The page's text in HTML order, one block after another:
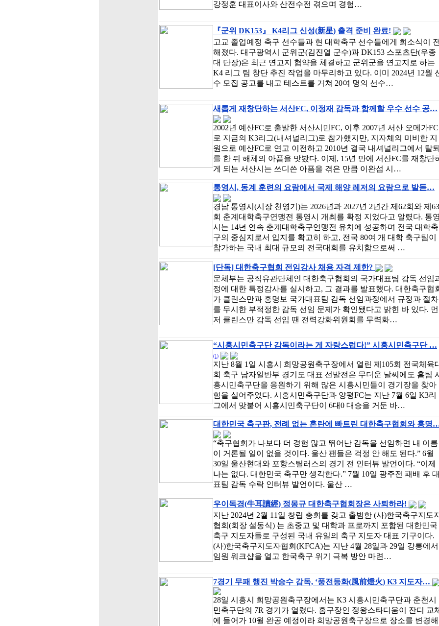
강정훈 대표이사와 산전수전 겪으며 경험…
『군위 DK153』 K4리그 신성(新星) 출격 준비 완료!
고교 졸업예정 축구 선수들과 현 대학축구 선수들에게 희소식이 전
해졌다. 대구광역시 군위군(김진열 군수)과 DK153 스포츠단(우종
대 단장)은 최근 연고지 협약을 체결하고 군위군을 연고지로 하는
K4 리그 팀 창단 추진 작업을 마무리하고 있다. 이미 2024년 12월
수 모집 공고를 내고 테스트를 거쳐 20여 명의 선수…
새롭게 재창단하는 서산FC, 이정재 감독과 함께할 우수 선수 공…
2002년 예산FC로 출발한 서산시민FC, 이후 2007년 서산 오메가FC
로 지금의 K3리그(내셔널리그)로 참가했지만, 지자체의 미비한 지
원으로 예산FC로 연고 이전하고 2010년 결국 내셔널리그에서 탈퇴
를 한 뒤 해체의 아픔을 맛봤다. 이제, 15년 만에 서산FC를 재창단
게 되는 서산시는 쓰디쓴 아픔을 겪은 만큼 이완섭 시…
통영시, 동계 훈련의 요람에서 국제 해양 레저의 요람으로 발돋…
경남 통영시(시장 천영기)는 2026년과 2027년 2년간 제62회와 제63
회 춘계대학축구연맹전 통영시 개최를 확정 지었다고 알렸다. 통영
시는 14년 연속 춘계대학축구연맹전 유치에 성공하며 전국 대학축
구의 중심지로서 입지를 확고히 하고, 전국 80여 개 대학 축구팀이
참가하는 국내 최대 규모의 전국대회를 유치함으로써 …
[단독] 대한축구협회 전임강사 채용 자격 제한?
문체부는 공직유관단체인 대한축구협회의 국가대표팀 감독 선임
정에 대한 특정감사를 실시하고, 그 결과를 발표했다. 대한축구협
가 클린스만과 홍명보 국가대표팀 감독 선임과정에서 규정과 절차
를 무시한 부적정한 감독 선임 문제가 확인됐다고 밝힌 바 있다. 먼
저 클린스만 감독 선임 땐 전력강화위원회를 무력화…
“시흥시민축구단 감독이라는 게 자랑스럽다!” 시흥시민축구단 …
(1)
지난 8월 1일 시흥시 희망공원축구장에서 열린 제105회 전국체육
회 축구 남자일반부 경기도 대표 선발전은 무더운 날씨에도 홈팀 시
흥시민축구단을 응원하기 위해 많은 시흥시민들이 경기장을 찾아
힘을 실어주었다. 시흥시민축구단과 양평FC는 지난 7월 6일 K3리
그에서 맞붙어 시흥시민축구단이 6대0 대승을 거둔 바…
대한민국 축구판, 전례 없는 혼란에 빠트린 대한축구협회와 홍명
“축구협회가 나보다 더 경험 많고 뛰어난 감독을 선임하면 내 이름
이 거론될 일이 없을 것이다. 울산 팬들은 걱정 안 해도 된다.” 6월
30일 울산현대와 포항스틸러스의 경기 전 인터뷰 발언이다. “이제
나는 없다. 대한민국 축구만 생각한다.” 7월 10일 광주전 패배 후 대
표팀 감독 수락 인터뷰 발언이다. 울산 …
우이독경(牛耳讀經) 정몽규 대한축구협회장은 사퇴하라!
지난 2024년 2월 11일 창립 총회를 갖고 출범한 (사)한국축구지도
협회(회장 설동식) 는 초중고 및 대학과 프로까지 포함된 대한민국
축구 지도자들로 구성된 국내 유일의 축구 지도자 대표 기구이다.
(사)한국축구지도자협회(KFCA)는 지난 4월 28일과 29일 강릉에서
임원 워크샵을 열고 한국축구 위기 극복 방안 마련…
7경기 무패 행진 박승수 감독, ‘풍전등화(風前燈火) K3 지도자…
28일 시흥시 희망공원축구장에서는 K3 시흥시민축구단과 춘천시
민축구단의 7R 경기가 열렸다. 홈구장인 정왕스타디움이 잔디 교체
에 들어가 10월 완공 예정이라 희망공원축구장으로 장소를 변경해